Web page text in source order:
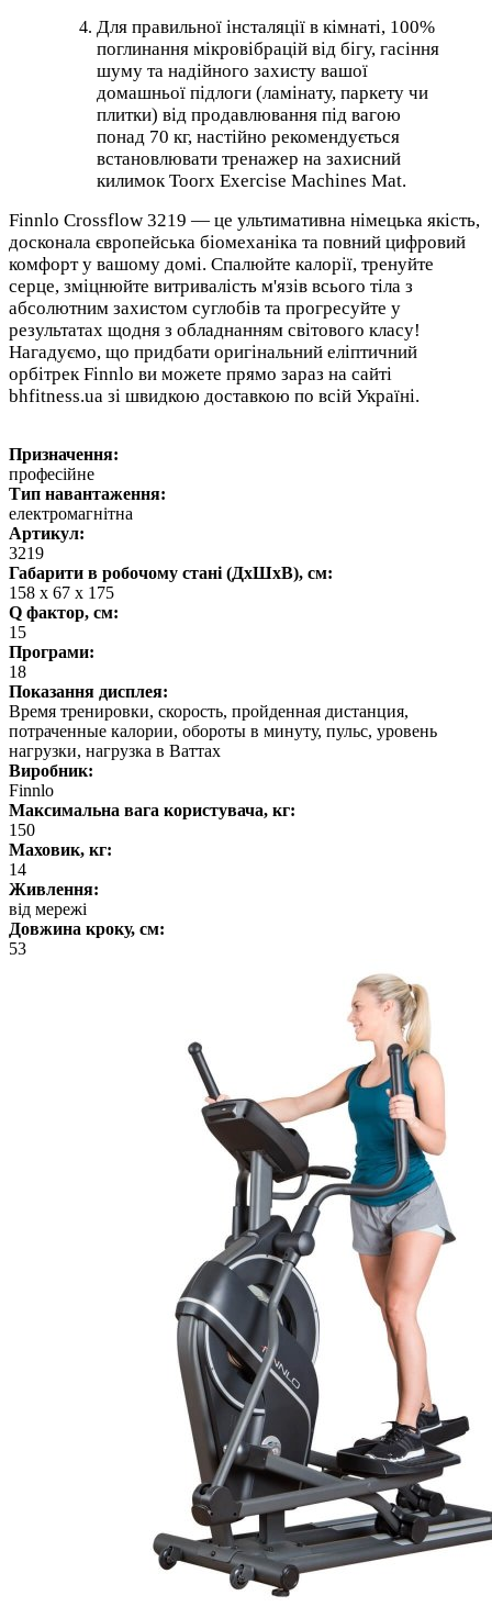
Для правильної інсталяції в кімнаті, 100%
поглинання мікровібрацій від бігу, гасіння
шуму та надійного захисту вашої
домашньої підлоги (ламінату, паркету чи
плитки) від продавлювання під вагою
понад 70 кг, настійно рекомендується
встановлювати тренажер на захисний
килимок Toorx Exercise Machines Mat.
Finnlo Crossflow 3219 — це ультимативна німецька якість,
досконала європейська біомеханіка та повний цифровий
комфорт у вашому домі. Спалюйте калорії, тренуйте
серце, зміцнюйте витривалість м'язів всього тіла з
абсолютним захистом суглобів та прогресуйте у
результатах щодня з обладнанням світового класу!
Нагадуємо, що придбати оригінальний еліптичний
орбітрек Finnlo ви можете прямо зараз на сайті
bhfitness.ua зі швидкою доставкою по всій Україні.
Призначення:
професійне
Тип навантаження:
електромагнітна
Артикул:
3219
Габарити в робочому стані (ДхШхВ), см:
158 x 67 x 175
Q фактор, см:
15
Програми:
18
Показання дисплея:
Время тренировки, скорость, пройденная дистанция,
потраченные калории, обороты в минуту, пульс, уровень
нагрузки, нагрузка в Ваттах
Виробник:
Finnlo
Максимальна вага користувача, кг:
150
Маховик, кг:
14
Живлення:
від мережі
Довжина кроку, см:
53